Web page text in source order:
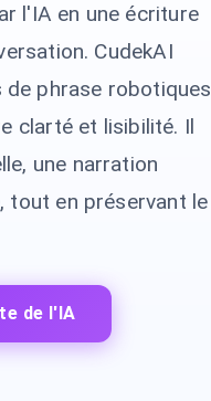
l'IA en une écriture
CudekAI
phrase robotiques
clarté et lisibilité. Il
une narration
tout en préservant le
de l'IA